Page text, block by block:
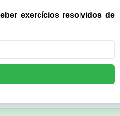
exercícios resolvidos de